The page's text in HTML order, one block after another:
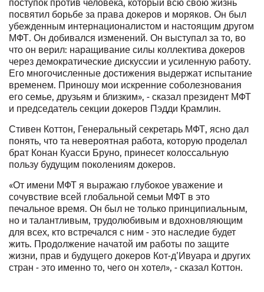
посвятил борьбе за права докеров и моряков. Он был
убежденным интернационалистом и настоящим другом
МФТ. Он добивался изменений. Он выступал за то, во
что он верил: наращивание силы коллектива докеров
через демократические дискуссии и усиленную работу.
Его многочисленные достижения выдержат испытание
временем. Приношу мои искренние соболезнования
его семье, друзьям и близким», - сказал президент МФТ
и председатель секции докеров Пэдди Крамлин.
Стивен Коттон, Генеральный секретарь МФТ, ясно дал
понять, что та невероятная работа, которую проделал
брат Конан Куасси Бруно, принесет колоссальную
пользу будущим поколениям докеров.
«От имени МФТ я выражаю глубокое уважение и
сочувствие всей глобальной семьи МФТ в это
печальное время. Он был не только принципиальным,
но и талантливым, трудолюбивым и вдохновляющим
для всех, кто встречался с ним - это наследие будет
жить. Продолжение начатой им работы по защите
жизни, прав и будущего докеров Кот-д’Ивуара и других
стран - это именно то, чего он хотел», - сказал Коттон.